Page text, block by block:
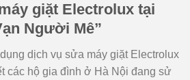
giặt Electrolux tại
Người Mê”
dịch vụ sửa máy giặt Electrolux
các hộ gia đình ở Hà Nội đang sử